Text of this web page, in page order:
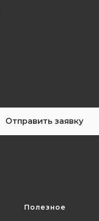
Отправить заявку
Полезное